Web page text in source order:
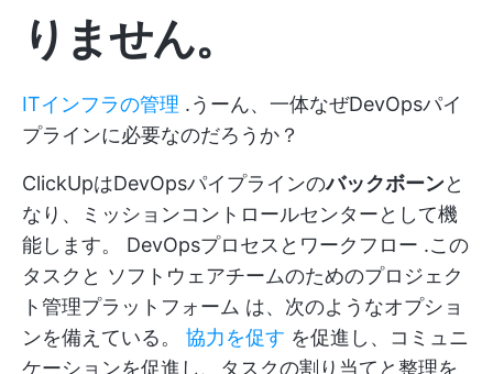
りません。
ITインフラの管理 .うーん、一体なぜDevOpsパイ
プラインに必要なのだろうか？
ClickUpはDevOpsパイプラインのバックボーンと
なり、ミッションコントロールセンターとして機
能します。 DevOpsプロセスとワークフロー .この
タスクと ソフトウェアチームのためのプロジェク
ト管理プラットフォーム は、次のようなオプショ
ンを備えている。 協力を促す を促進し、コミュニ
ケーションを促進し、タスクの割り当てと整理を